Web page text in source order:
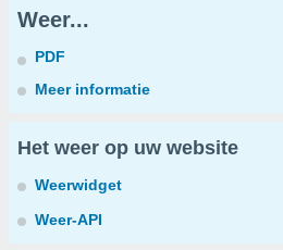
Weer...
PDF
Meer informatie
Het weer op uw website
Weerwidget
Weer-API